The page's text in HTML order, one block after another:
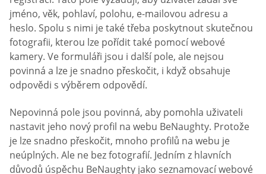
jméno, věk, pohlaví, polohu, e-mailovou adresu a
heslo. Spolu s nimi je také třeba poskytnout skutečnou
fotografii, kterou lze pořídit také pomocí webové
kamery. Ve formuláři jsou i další pole, ale nejsou
povinná a lze je snadno přeskočit, i když obsahuje
odpovědi s výběrem odpovědí.
Nepovinná pole jsou povinná, aby pomohla uživateli
nastavit jeho nový profil na webu BeNaughty. Protože
je lze snadno přeskočit, mnoho profilů na webu je
neúplných. Ale ne bez fotografií. Jedním z hlavních
důvodů úspěchu BeNaughty jako seznamovací webové